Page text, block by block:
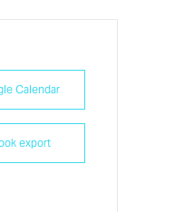
Calendar
export